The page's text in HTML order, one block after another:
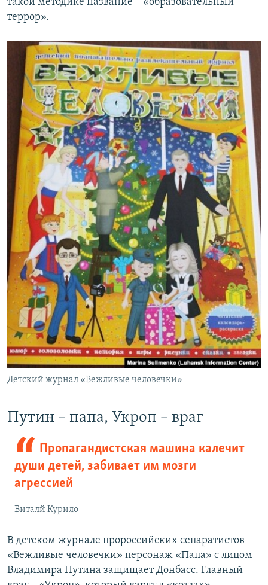
такой методике название – «образовательный
террор».
Детский журнал «Вежливые человечки»
​Путин – папа, Укроп – враг
Пропагандистская машина калечит
души детей, забивает им мозги
агрессией
Виталй Курило
В детском журнале пророссийских сепаратистов
«Вежливые человечки» персонаж «Папа» с лицом
Владимира Путина защищает Донбасс. Главный